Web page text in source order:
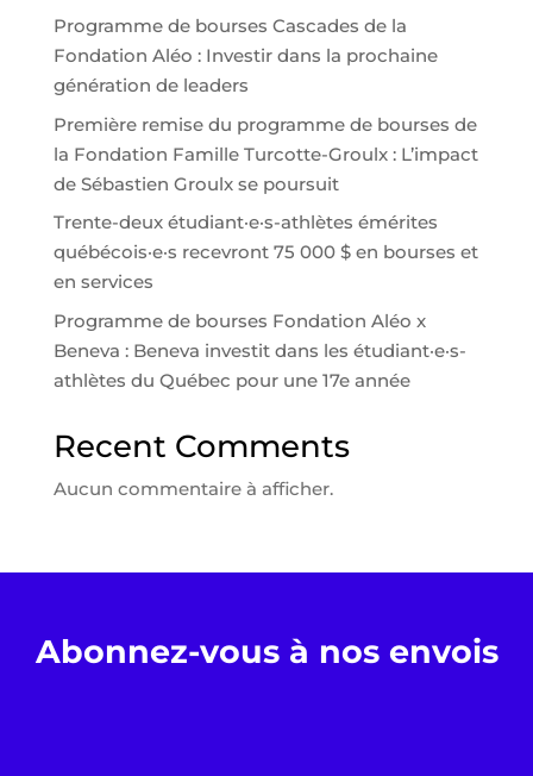
Programme de bourses Cascades de la
Fondation Aléo : Investir dans la prochaine
génération de leaders
Première remise du programme de bourses de
la Fondation Famille Turcotte-Groulx : L’impact
de Sébastien Groulx se poursuit
Trente-deux étudiant·e·s-athlètes émérites
québécois·e·s recevront 75 000 $ en bourses et
en services
Programme de bourses Fondation Aléo x
Beneva : Beneva investit dans les étudiant·e·s-
athlètes du Québec pour une 17e année
Recent Comments
Aucun commentaire à afficher.
Abonnez-vous à nos envois